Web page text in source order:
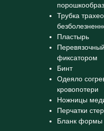
Трубка
Пластырь
фиксатором
Бинт
Одеяло
кровопотери
Ножницы
Перчатки
Бланк формы